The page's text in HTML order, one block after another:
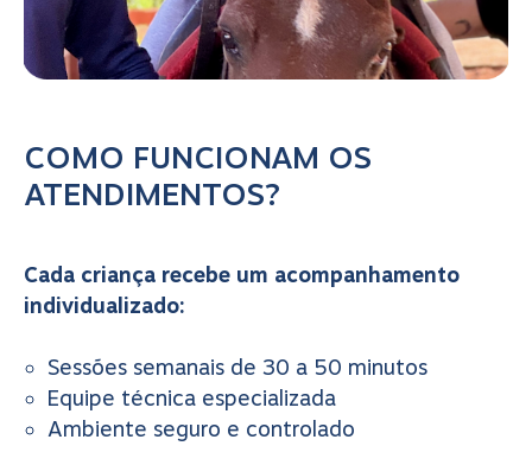
COMO FUNCIONAM OS
ATENDIMENTOS?
Cada criança recebe um acompanhamento
individualizado:
Sessões semanais de 30 a 50 minutos
Equipe técnica especializada
Ambiente seguro e controlado